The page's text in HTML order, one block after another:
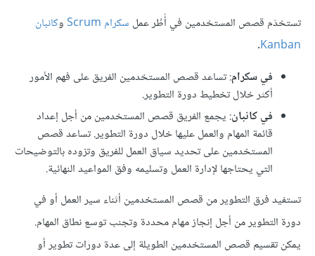
تستخدَم قصص المستخدمين في أُطُر عمل سكرام Scrum وكانبان
Kanban
.
في سكرام: تساعد قصص المستخدمين الفريق على فهم الأمور
أكثر خلال تخطيط دورة التطوير.
في كانبان: يجمع الفريق قصص المستخدمين من أجل إعداد
قائمة المهام والعمل عليها خلال دورة التطوير. تساعد قصص
المستخدمين على تحديد سياق العمل للفريق وتزوده بالتوضيحات
التي يحتاجها لإدارة العمل وتسليمه وفق المواعيد النهائية.
تستفيد فرق التطوير من قصص المستخدمين أثناء سير العمل أو في
دورة التطوير من أجل إنجاز مهام محددة وتجنب توسع نطاق المهام.
يمكن تقسيم قصص المستخدمين الطويلة إلى عدة دورات تطوير أو